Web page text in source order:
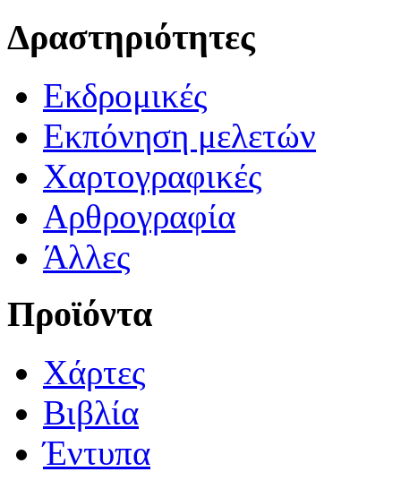
Δραστηριότητες
Εκδρομικές
Εκπόνηση μελετών
Χαρτογραφικές
Αρθρογραφία
Άλλες
Προϊόντα
Χάρτες
Βιβλία
Έντυπα